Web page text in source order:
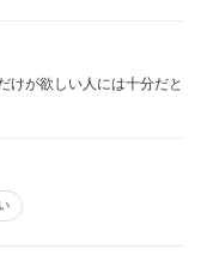
ます。これは人間工学に
席の前のアナログメーター
いと言う全員が同じ意見
けが欲しい人には十分だと